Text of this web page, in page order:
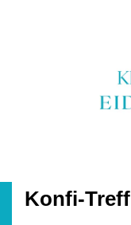
Konfi-Treff